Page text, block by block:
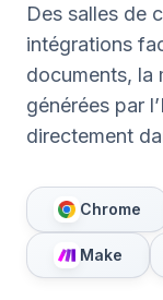
Des salles de
intégrations
documents, la
générées par
directement
Chrome
Make